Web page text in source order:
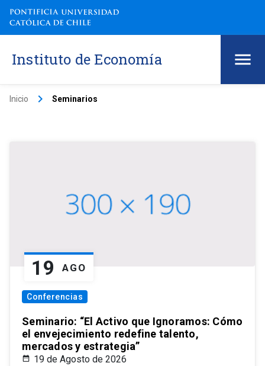
Instituto de Economía
Inicio keyboard_arrow_right Seminarios
19 AGO
Conferencias
Seminario: “El Activo que Ignoramos: Cómo
el envejecimiento redefine talento,
mercados y estrategia”
19 de Agosto de 2026